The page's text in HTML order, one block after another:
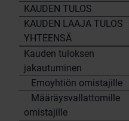
KAUDEN TULOS
KAUDEN LAAJA TULOS
YHTEENSÄ
Kauden tuloksen
jakautuminen
Emoyhtiön omistajille
Määräysvallattomille
omistajille